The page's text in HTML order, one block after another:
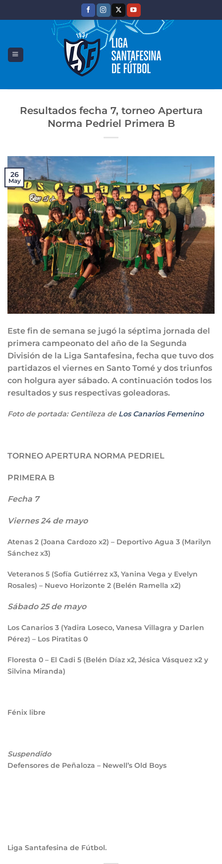
Resultados fecha 7, torneo Apertura
Norma Pedriel Primera B
26
May
Este fin de semana se jugó la séptima jornada del
primera campeonato del año de la Segunda
División de la Liga Santafesina, fecha que tuvo dos
partidazos el viernes en Santo Tomé y dos triunfos
con holgura ayer sábado. A continuación todos los
resultados y sus respectivas goleadoras.
Foto de portada: Gentileza de Los Canarios Femenino
TORNEO APERTURA NORMA PEDRIEL
PRIMERA B
Fecha 7
Viernes 24 de mayo
Atenas 2 (Joana Cardozo x2) – Deportivo Agua 3 (Marilyn
Sánchez x3)
Veteranos 5 (Sofía Gutiérrez x3, Yanina Vega y Evelyn
Rosales) – Nuevo Horizonte 2 (Belén Ramella x2)
Sábado 25 de mayo
Los Canarios 3 (Yadira Loseco, Vanesa Villagra y Darlen
Pérez) – Los Piratitas 0
Floresta 0 – El Cadi 5 (Belén Díaz x2, Jésica Vásquez x2 y
Silvina Miranda)
Fénix libre
Suspendido
Defensores de Peñaloza – Newell’s Old Boys
Liga Santafesina de Fútbol.